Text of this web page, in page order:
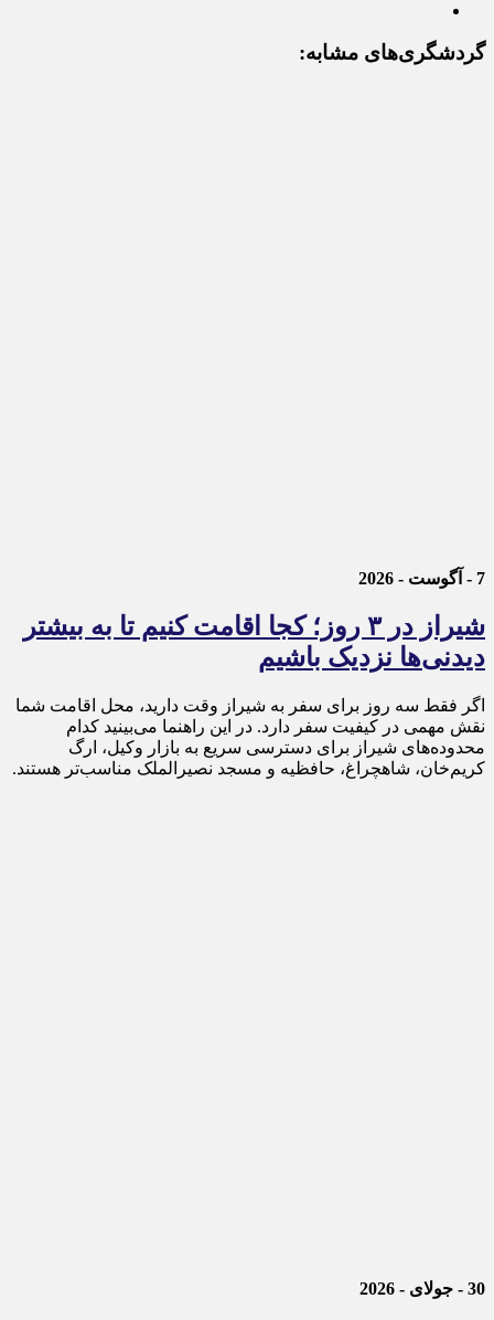
گردشگری‌های مشابه:
7 - آگوست - 2026
شیراز در ۳ روز؛ کجا اقامت کنیم تا به بیشتر
دیدنی‌ها نزدیک باشیم
اگر فقط سه روز برای سفر به شیراز وقت دارید، محل اقامت شما
نقش مهمی در کیفیت سفر دارد. در این راهنما می‌بینید کدام
محدوده‌های شیراز برای دسترسی سریع به بازار وکیل، ارگ
کریم‌خان، شاهچراغ، حافظیه و مسجد نصیرالملک مناسب‌تر هستند.
30 - جولای - 2026